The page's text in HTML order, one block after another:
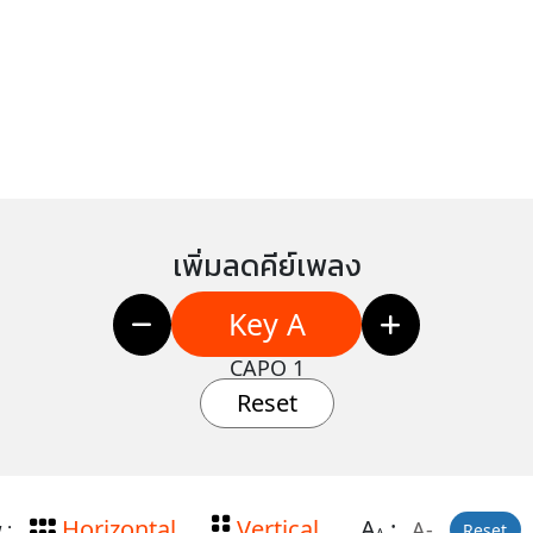
เพิ่มลดคีย์เพลง
Key A
CAPO 1
Reset